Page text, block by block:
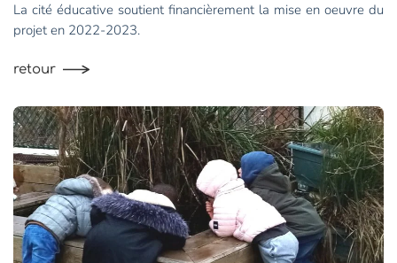
La cité éducative soutient financièrement la mise en oeuvre du
projet en 2022-2023.
retour